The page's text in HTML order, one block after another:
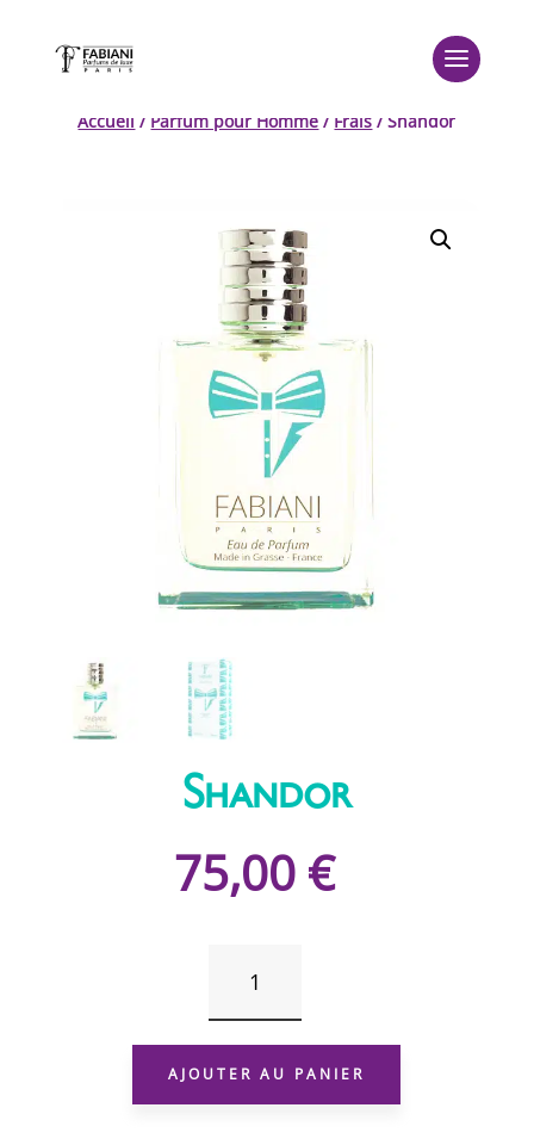
Accueil / Parfum pour Homme / Frais / Shandor
Shandor
75,00 €
SHANDOR
AJOUTER AU PANIER